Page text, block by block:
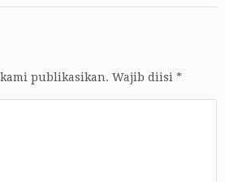
publikasikan. Wajib diisi *